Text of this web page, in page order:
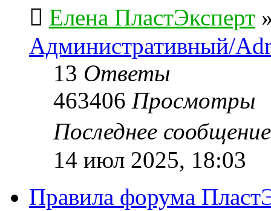
Елена ПластЭксперт
Административный/
13 Ответы
463406 Просмотры
Последнее
14 июл 2025, 18:03
Правила форума